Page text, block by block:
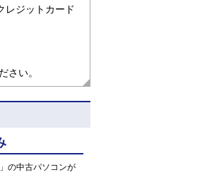
レジットカード
さい。
の中古パソコンが